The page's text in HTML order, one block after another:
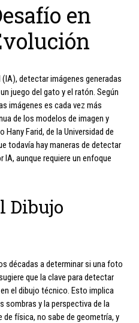
en
detectar imágenes generadas
juego del gato y el ratón. Según
imágenes es cada vez más
de los modelos de imagen y
Farid, de la Universidad de
todavía hay maneras de detectar
IA, aunque requiere un enfoque
Dibujo
décadas a determinar si una foto
que la clave para detectar
el dibujo técnico. Esto implica
sombras y la perspectiva de la
de física, no sabe de geometría, y